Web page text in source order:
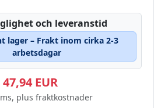
och leveranstid
lager – Frakt inom cirka 2-3
arbetsdagar
47,94 EUR
plus fraktkostnader